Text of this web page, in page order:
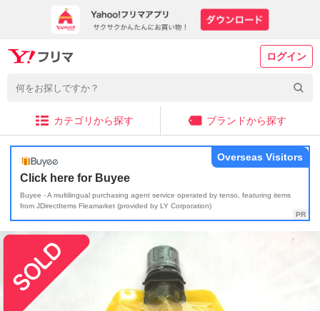
ログイン
カテゴリから探す ブランドから探す
Click here for Buyee
Buyee - A multilingual purchasing agent service operated by tenso, featuring items
from JDirectItems Fleamarket (provided by LY Corporation)
Overseas Visitors